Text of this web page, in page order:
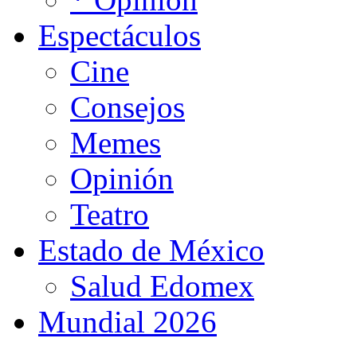
Espectáculos
Cine
Consejos
Memes
Opinión
Teatro
Estado de México
Salud Edomex
Mundial 2026